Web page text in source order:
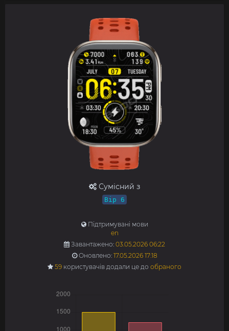
Сумісний з
Bip 6
Підтримувані мови
en
Завантажено: 03.05.2026 06:22
Оновлено: 17.05.2026 17:18
59 користувачів додали це до обраного